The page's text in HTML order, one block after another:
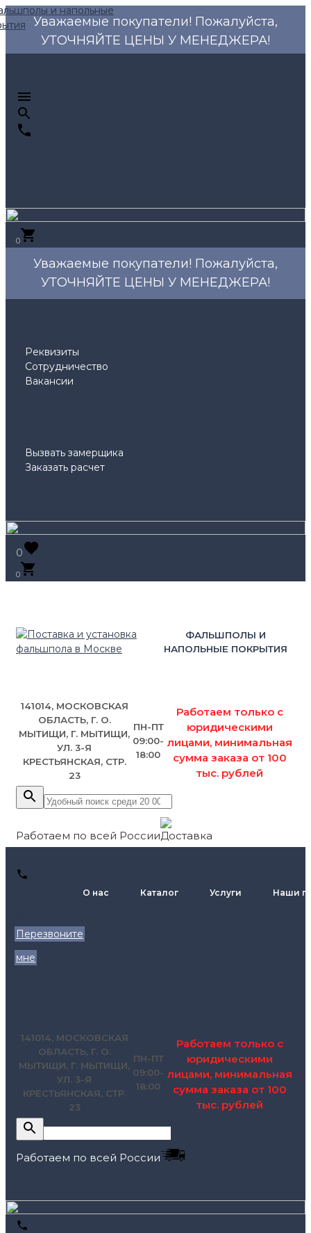
Уважаемые покупатели! Пожалуйста,
УТОЧНЯЙТЕ ЦЕНЫ У МЕНЕДЖЕРА!
0
Уважаемые покупатели! Пожалуйста,
УТОЧНЯЙТЕ ЦЕНЫ У МЕНЕДЖЕРА!
Реквизиты
Сотрудничество
Вакансии
Вызвать замерщика
Заказать расчет
0
0
ФАЛЬШПОЛЫ И
НАПОЛЬНЫЕ ПОКРЫТИЯ
141014, МОСКОВСКАЯ
ОБЛАСТЬ, Г. О.
МЫТИЩИ, Г. МЫТИЩИ,
УЛ. 3-Я
КРЕСТЬЯНСКАЯ, СТР.
23
ПН-ПТ
09:00-
18:00
Работаем только с
юридическими
лицами, минимальная
сумма заказа от 100
тыс. рублей
Работаем по всей России
Перезвоните
мне
О нас Каталог Услуги Наши
141014, МОСКОВСКАЯ
ОБЛАСТЬ, Г. О.
МЫТИЩИ, Г. МЫТИЩИ,
УЛ. 3-Я
КРЕСТЬЯНСКАЯ, СТР.
23
ПН-ПТ
09:00-
18:00
Работаем только с
юридическими
лицами, минимальная
сумма заказа от 100
тыс. рублей
Работаем по всей России